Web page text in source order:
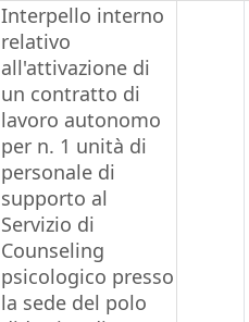
Interpello interno
relativo
all'attivazione di
un contratto di
lavoro autonomo
per n. 1 unità di
personale di
supporto al
Servizio di
Counseling
psicologico presso
la sede del polo